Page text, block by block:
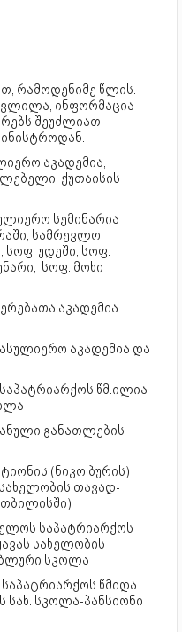
რამოდენიმე წლის.
ინფორმაცია
შეუძლიათ
აკადემია,
ქუთაისის
სემინარია
სამრევლო
სოფ. უდეში, სოფ.
სოფ. მოხი
აკადემია
აკადემია და
წმ.ილია
განათლების
(ნიკო ბურის)
თავად-
საპატრიარქოს
სახელობის
სკოლა
წმიდა
სახ. სკოლა-პანსიონი